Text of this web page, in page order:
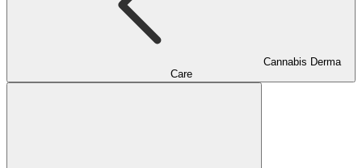
Cannabis Derma
Care